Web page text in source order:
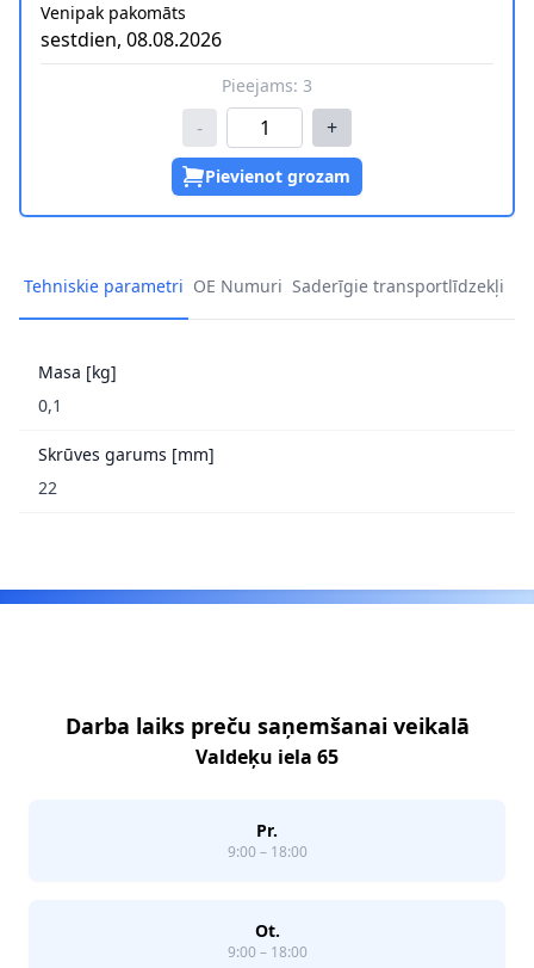
Venipak pakomāts
sestdien, 08.08.2026
Pieejams: 3
- +
Pievienot grozam
Tehniskie parametri OE Numuri Saderīgie transportlīdzekļi
Masa [kg]
0,1
Skrūves garums [mm]
22
Darba laiks preču saņemšanai veikalā
Valdeķu iela 65
Pr.
9:00 – 18:00
Ot.
9:00 – 18:00